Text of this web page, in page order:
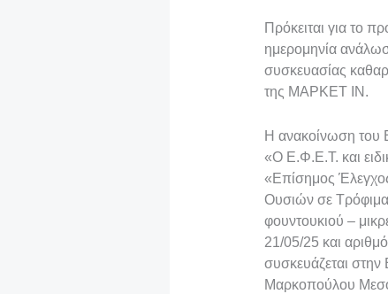
o
k
e
r
lk
e
d
I
n
ι
ρ
α
σ
τ
ε
ί
τ
ε
Πρόκειται για το
ημερομηνία
συσκευασίας
της ΜΑΡΚΕΤ ΙΝ.
Η ανακοίνωση
«Ο Ε.Φ.Ε.Τ. και
«Επίσημος
Ουσιών σε
φουντουκιού –
21/05/25 και
συσκευάζεται
Μαρκοπούλου